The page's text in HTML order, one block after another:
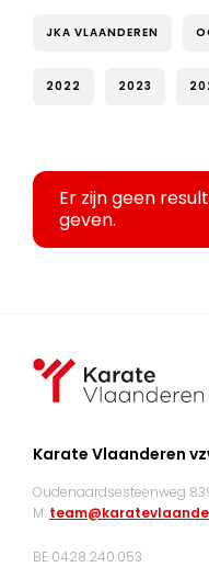
JKA VLAANDEREN
2022 2023
Er zijn geen
geven.
Karate Vlaanderen
Oudenaardsesteenweg
M:
BE 0428.240.053